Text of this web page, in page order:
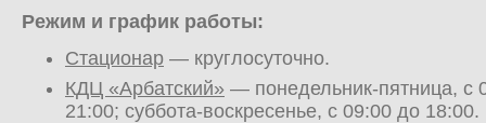
Режим и график работы:
Стационар — круглосуточно.
КДЦ «Арбатский» — понедельник-пятница, с
21:00; суббота-воскресенье, с 09:00 до 18:00.